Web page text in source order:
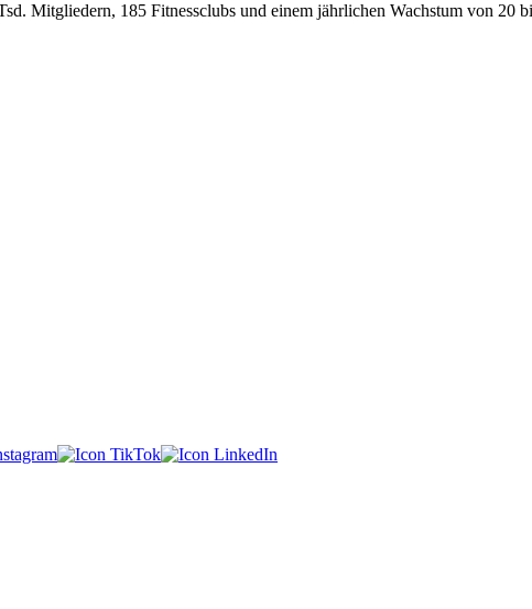
Mitgliedern, 185 Fitnessclubs und einem jährlichen Wachstum von 20